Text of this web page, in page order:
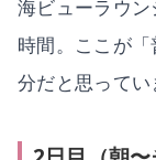
海ビューラウ
時間。ここが
分だと思ってい